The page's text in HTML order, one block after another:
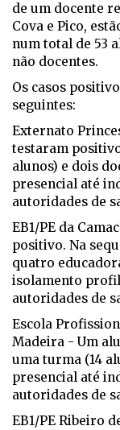
de um docente
Cova e Pico,
num total de 53
não docentes.
Os casos
seguintes:
Externato
testaram
alunos) e dois
presencial até
autoridades de
EB1/PE da
positivo. Na
quatro
isolamento
autoridades de
Escola
Madeira - Um
uma turma (14
presencial até
autoridades de
EB1/PE Ribeiro